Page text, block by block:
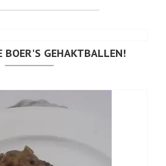
BOER'S GEHAKTBALLEN!